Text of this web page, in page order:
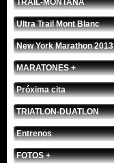
TRAIL-MONTAÑA
Ultra Trail Mont Blanc
New York Marathon 2013
MARATONES +
Próxima cita
TRIATLON-DUATLON
Entrenos
FOTOS +